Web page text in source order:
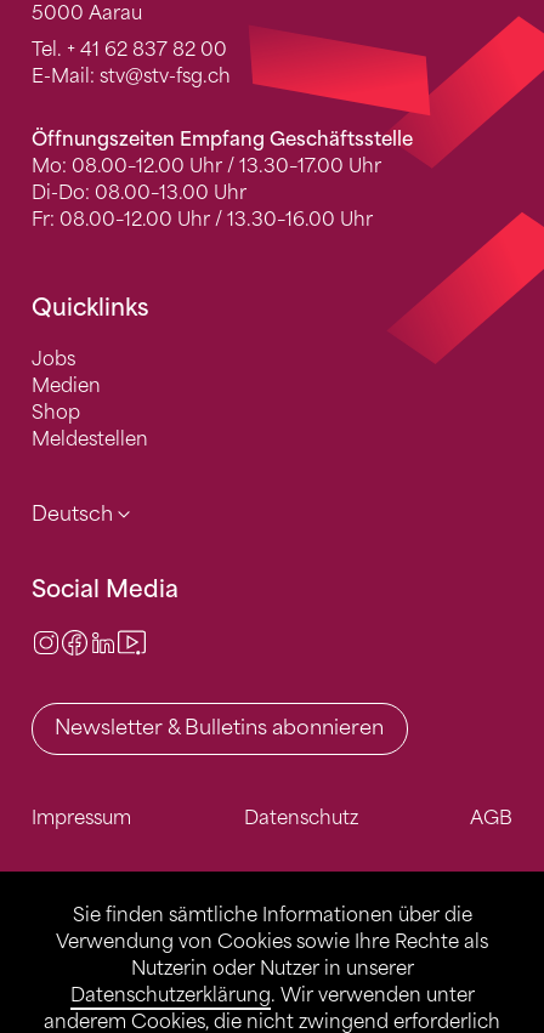
Sie finden sämtliche Informationen über die
Verwendung von Cookies sowie Ihre Rechte als
Nutzerin oder Nutzer in unserer
Datenschutzerklärung. Wir verwenden unter
anderem Cookies, die nicht zwingend erforderlich
5000 Aarau
Tel. + 41 62 837 82 00
E-Mail: stv@stv-fsg.ch
Öffnungszeiten Empfang Geschäftsstelle
Mo: 08.00–12.00 Uhr / 13.30–17.00 Uhr
Di-Do: 08.00–13.00 Uhr
Fr: 08.00–12.00 Uhr / 13.30–16.00 Uhr
Quicklinks
Jobs
Medien
Shop
Meldestellen
Deutsch
Social Media
Instagram
Facebook
LinkedIn
Newsletter & Bulletins abonnieren
Impressum Datenschutz AGB